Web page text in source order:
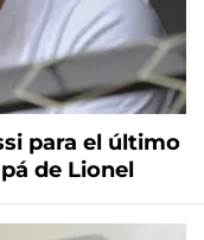
para el último
de Lionel